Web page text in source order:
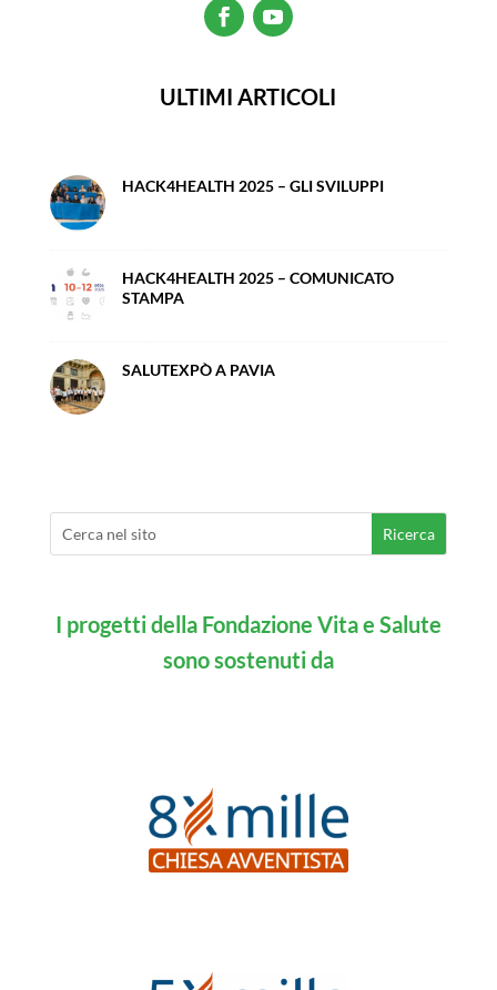
ULTIMI ARTICOLI
HACK4HEALTH 2025 – GLI SVILUPPI
HACK4HEALTH 2025 – COMUNICATO
STAMPA
SALUTEXPÒ A PAVIA
I progetti della Fondazione Vita e Salute
sono sostenuti da